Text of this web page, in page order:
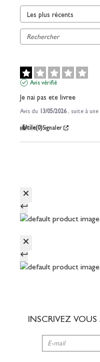
Avis vérifié
Je nai pas ete livree
Avis du 13/05/2026 , suite à
Utile(0)Signaler
INSCRIVEZ